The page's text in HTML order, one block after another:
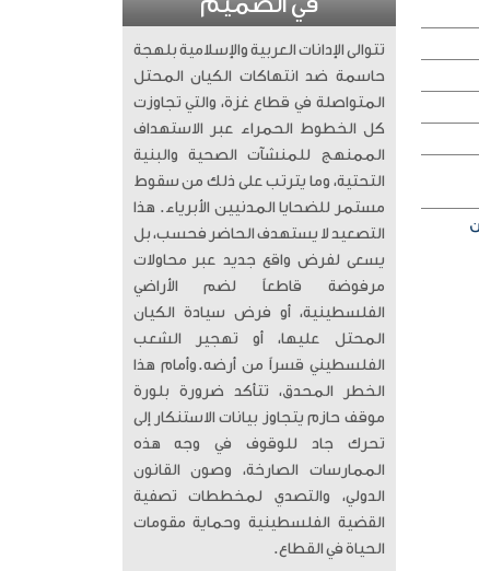
تتوالى الإدانات العربية والإسلامية بلهجة
حاسمة ضد انتهاكات الكيان المحتل
المتواصلة في قطاع غزة، والتي تجاوزت
كل الخطوط الحمراء عبر الاستهداف
الممنهج للمنشآت الصحية والبنية
التحتية، وما يترتب على ذلك من سقوط
مستمر للضحايا المدنيين الأبرياء. ​ هذا
التصعيد لا يستهدف الحاضر فحسب، بل
يسعى لفرض واقع جديد عبر محاولات
مرفوضة قاطعاً لضم الأراضي
الفلسطينية، أو فرض سيادة الكيان
المحتل عليها، أو تهجير الشعب
الفلسطيني قسراً من أرضه. ​وأمام هذا
الخطر المحدق، تتأكد ضرورة بلورة
موقف حازم يتجاوز بيانات الاستنكار إلى
تحرك جاد للوقوف في وجه هذه
الممارسات الصارخة، وصون القانون
الدولي، والتصدي لمخططات تصفية
القضية الفلسطينية وحماية مقومات
الحياة في القطاع.